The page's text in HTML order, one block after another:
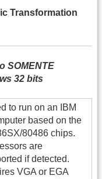
Transformation
SOMENTE
32 bits
to run on an IBM
based on the
80486 chips.
are
if detected.
VGA or EGA